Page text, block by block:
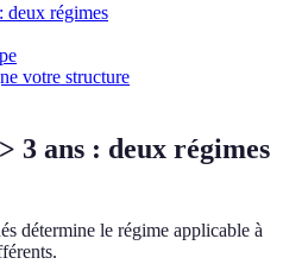
deux régimes
votre structure
3 ans : deux régimes
détermine le régime applicable à